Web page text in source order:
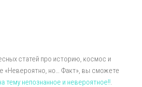
статей про историю, космос и
«Невероятно, но… Факт», вы сможете
тему непознанное и невероятное!!.